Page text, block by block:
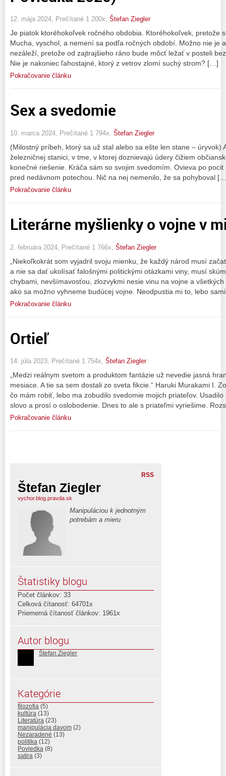
12. mája 2024, Prečítané 1 200x, Štefan Ziegler
Je piatok ktoréhokoľvek ročného obdobia. Ktoréhokoľvek, pretože
Mucha, vyschol, a nemení sa podľa ročných období. Možno nie je
nezáleží, pretože od zajtrajšieho ráno bude môcť ležať v posteli
Nie je nakoniec ľahostajné, ktorý z vetrov zlomí suchý strom? […]
Pokračovanie článku
Sex a svedomie
10. marca 2024, Prečítané 1 794x, Štefan Ziegler
(Milostný príbeh, ktorý sa už stal alebo sa ešte len stane – úryvok)
železničnej stanici, v tme, v ktorej doznievajú údery čižiem
konečné riešenie. Kráča sám so svojim svedomím. Ovieva po
pred nedávnom potechou. Nič na nej nemenilo, že sa pohyboval
Pokračovanie článku
Literárne myšlienky o vojne v
2. februára 2024, Prečítané 1 766x, Štefan Ziegler
„Niekoľkokrát som vyjadril svoju mienku, že každý národ musí
a nie sa dať ukolísať falošnými politickými otázkami viny, musí
chybami, nevšímavosťou, zlozvykmi nesie vinu na vojne a
ako sa možno vyhneme budúcej vojne. Neodpustia mi to, lebo
Pokračovanie článku
Ortieľ
14. júla 2023, Prečítané 1 754x, Štefan Ziegler
„Medzi reálnym svetom a produktom fantázie už nevedie jasná
mesiace. A tie sa sem dostali zo sveta fikcie.“ Haruki Murakami I.
čo mám robiť, lebo ma zobudilo svedomie mojich priateľov.
slovo a prosí o oslobodenie. Dnes to ale s priateľmi vyriešime.
Pokračovanie článku
RSS
Štefan Ziegler
vychor.blog.pravda.sk
Manipuláciou k jednotným
potrebám a mieru
Štatistiky blogu
Počet článkov: 33
Celková čítanosť: 64701x
Priemerná čítanosť článkov: 1961x
Autor blogu
Štefan Ziegler
Kategórie
filozofia (5)
kultúra (13)
Literatúra (23)
manipulácia davom (2)
Nezaradené (13)
politika (12)
Poviedka (8)
satira (3)